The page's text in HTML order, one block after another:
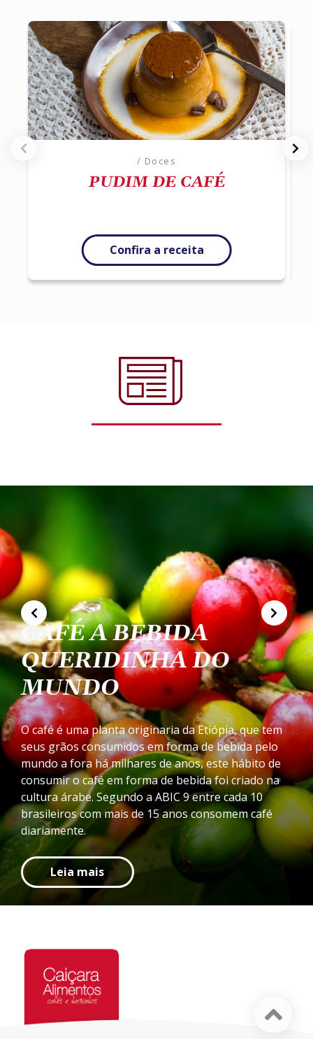
/ Doces
PUDIM DE CAFÉ
Confira a receita
CAFÉ A BEBIDA
QUERIDINHA DO
MUNDO
O café é uma planta originaria da Etiópia, que tem
seus grãos consumidos em forma de bebida pelo
mundo a fora há milhares de anos, este hábito de
consumir o café em forma de bebida foi criado na
cultura árabe. Segundo a ABIC 9 entre cada 10
brasileiros com mais de 15 anos consomem café
diariamente.
Leia mais